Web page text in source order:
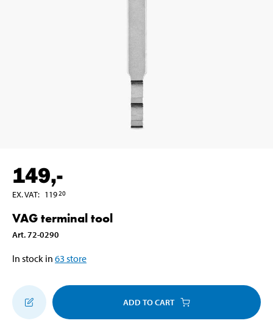
149,-
EX. VAT: 11920
VAG terminal tool
Art.72-0290
In stock in 63 store
ADD TO CART